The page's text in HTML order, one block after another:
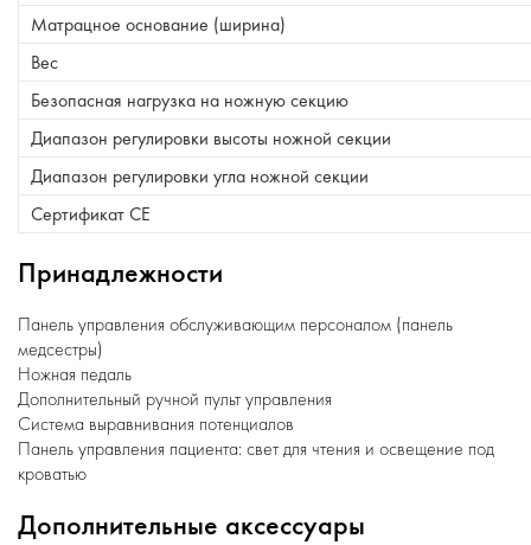
Матрацное основание (ширина)
Вес
Безопасная нагрузка на ножную секцию
Диапазон регулировки высоты ножной секции
Диапазон регулировки угла ножной секции
Сертификат CE
Принадлежности
Панель управления обслуживающим персоналом (панель
медсестры)
Ножная педаль
Дополнительный ручной пульт управления
Система выравнивания потенциалов
Панель управления пациента: свет для чтения и освещение под
кроватью
Дополнительные аксессуары